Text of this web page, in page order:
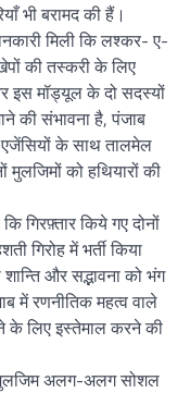
भी बरामद की हैं।
मिली कि लश्कर- ए-
की तस्करी के लिए
इस मॉड्यूल के दो सदस्यों
की संभावना है, पंजाब
के साथ तालमेल
को हथियारों की
गिरफ़्तार किये गए दोनों
गिरोह में भर्ती किया
और सद्भावना को भंग
में रणनीतिक महत्व वाले
के लिए इस्तेमाल करने की
मुलजिम अलग-अलग सोशल